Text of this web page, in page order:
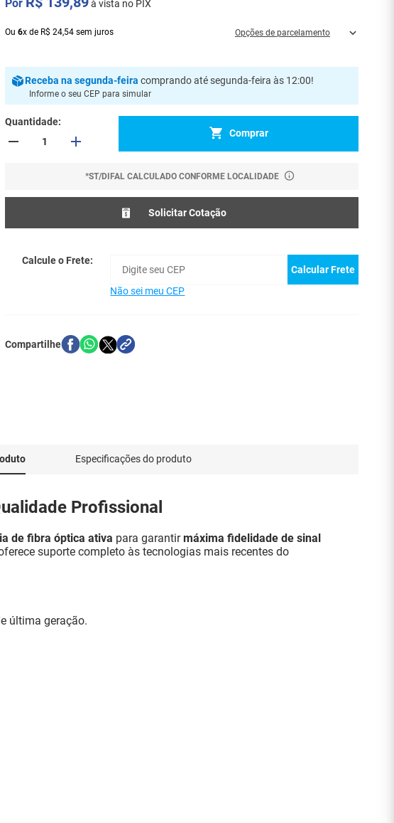
à vista no PIX
Ou6x de R$ 24,54 sem juros Opções de parcelamento
Recebana segunda-feira comprando até segunda-feira às 12:00!
Informe o seu CEP para simular
Quantidade
Comprar
*ST/DIFAL CALCULADO CONFORME LOCALIDADE
Solicitar Cotação
Calcule o Frete:
Calcular Frete
Não sei meu CEP
Especificações do produto
Profissional
de fibra óptica ativa para garantirmáxima fidelidade de sinal
suporte completo às tecnologias mais recentes do
última geração.